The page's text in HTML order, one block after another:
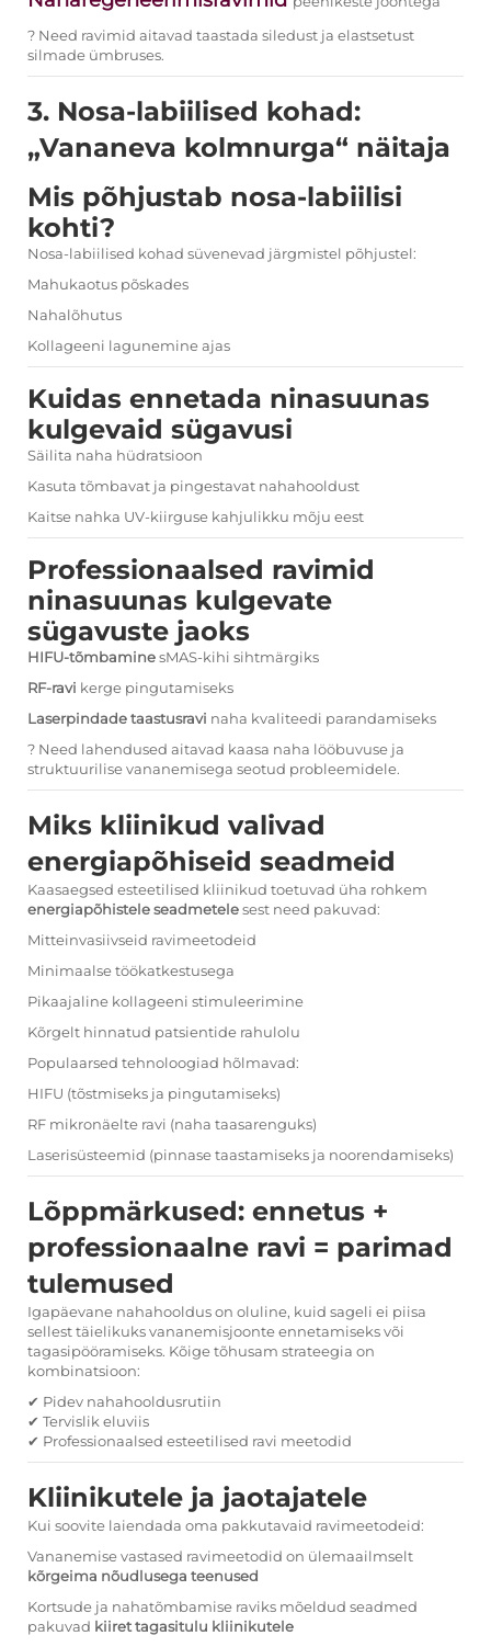
? Need ravimid aitavad taastada siledust ja elastsetust
silmade ümbruses.
3. Nosa-labiilised kohad:
„Vananeva kolmnurga“ näitaja
Mis põhjustab nosa-labiilisi
kohti?
Nosa-labiilised kohad süvenevad järgmistel põhjustel:
Mahukaotus põskades
Nahalõhutus
Kollageeni lagunemine ajas
Kuidas ennetada ninasuunas
kulgevaid sügavusi
Säilita naha hüdratsioon
Kasuta tõmbavat ja pingestavat nahahooldust
Kaitse nahka UV-kiirguse kahjulikku mõju eest
Professionaalsed ravimid
ninasuunas kulgevate
sügavuste jaoks
HIFU-tõmbaminesMAS-kihi sihtmärgiks
RF-ravi kerge pingutamiseks
Laserpindade taastusravi naha kvaliteedi parandamiseks
? Need lahendused aitavad kaasa naha lööbuvuse ja
struktuurilise vananemisega seotud probleemidele.
Miks kliinikud valivad
energiapõhiseid seadmeid
Kaasaegsed esteetilised kliinikud toetuvad üha rohkem
energiapõhistele seadmetelesest need pakuvad:
Mitteinvasiivseid ravimeetodeid
Minimaalse töökatkestusega
Pikaajaline kollageeni stimuleerimine
Kõrgelt hinnatud patsientide rahulolu
Populaarsed tehnoloogiad hõlmavad:
HIFU (tõstmiseks ja pingutamiseks)
RF mikronäelte ravi (naha taasarenguks)
Laserisüsteemid (pinnase taastamiseks ja noorendamiseks)
Lõppmärkused: ennetus +
professionaalne ravi = parimad
tulemused
Igapäevane nahahooldus on oluline, kuid sageli ei piisa
sellest täielikuks vananemisjoonte ennetamiseks või
tagasipööramiseks. Kõige tõhusam strateegia on
kombinatsioon:
✔ Pidev nahahooldusrutiin
✔ Tervislik eluviis
✔ Professionaalsed esteetilised ravi meetodid
Kliinikutele ja jaotajatele
Kui soovite laiendada oma pakkutavaid ravimeetodeid:
Vananemise vastased ravimeetodid on ülemaailmselt
kõrgeima nõudlusega teenused
Kortsude ja nahatõmbamise raviks mõeldud seadmed
pakuvad kiiret tagasitulu kliinikutele